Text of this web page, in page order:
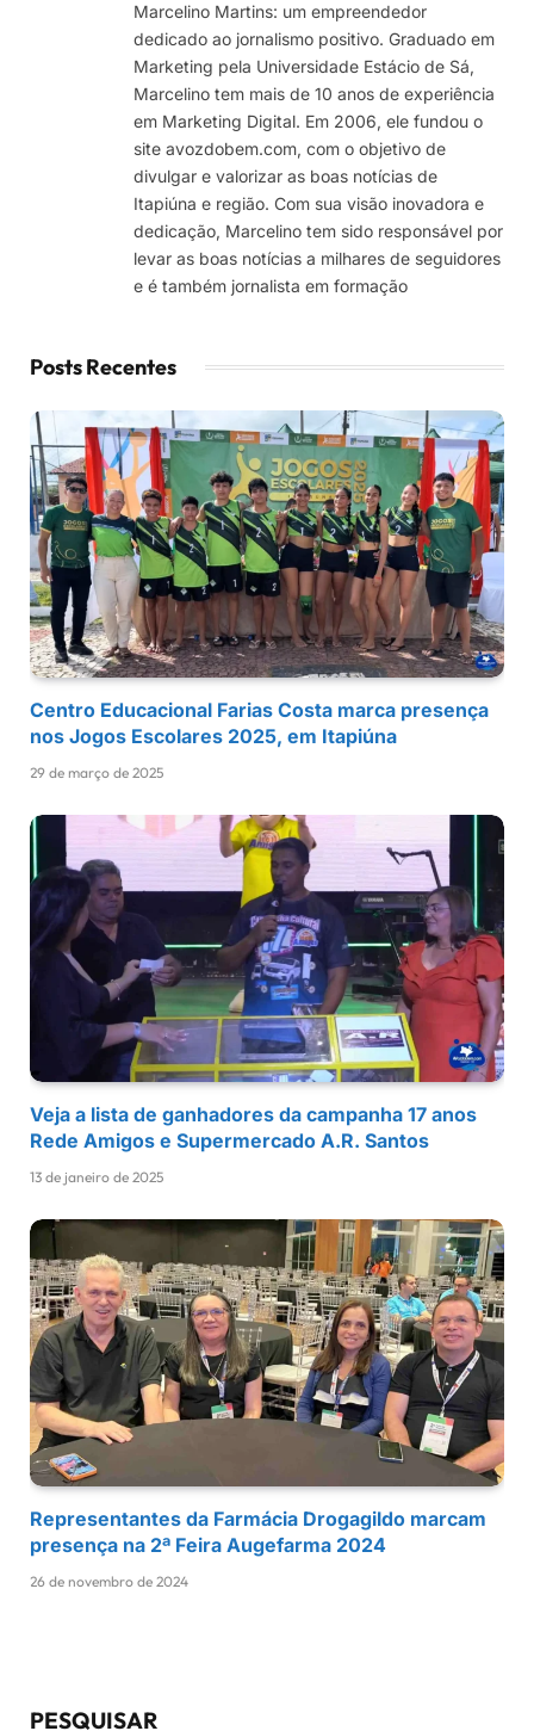
Marcelino Martins: um empreendedor
dedicado ao jornalismo positivo. Graduado em
Marketing pela Universidade Estácio de Sá,
Marcelino tem mais de 10 anos de experiência
em Marketing Digital. Em 2006, ele fundou o
site avozdobem.com, com o objetivo de
divulgar e valorizar as boas notícias de
Itapiúna e região. Com sua visão inovadora e
dedicação, Marcelino tem sido responsável por
levar as boas notícias a milhares de seguidores
e é também jornalista em formação
Posts Recentes
Centro Educacional Farias Costa marca presença
nos Jogos Escolares 2025, em Itapiúna
29 de março de 2025
Veja a lista de ganhadores da campanha 17 anos
Rede Amigos e Supermercado A.R. Santos
13 de janeiro de 2025
Representantes da Farmácia Drogagildo marcam
presença na 2ª Feira Augefarma 2024
26 de novembro de 2024
PESQUISAR